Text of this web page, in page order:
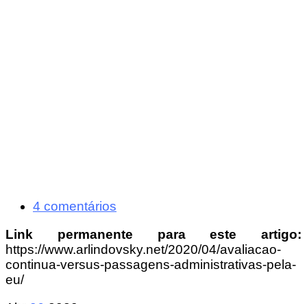
4 comentários
Link permanente para este artigo:
https://www.arlindovsky.net/2020/04/avaliacao-
continua-versus-passagens-administrativas-pela-
eu/